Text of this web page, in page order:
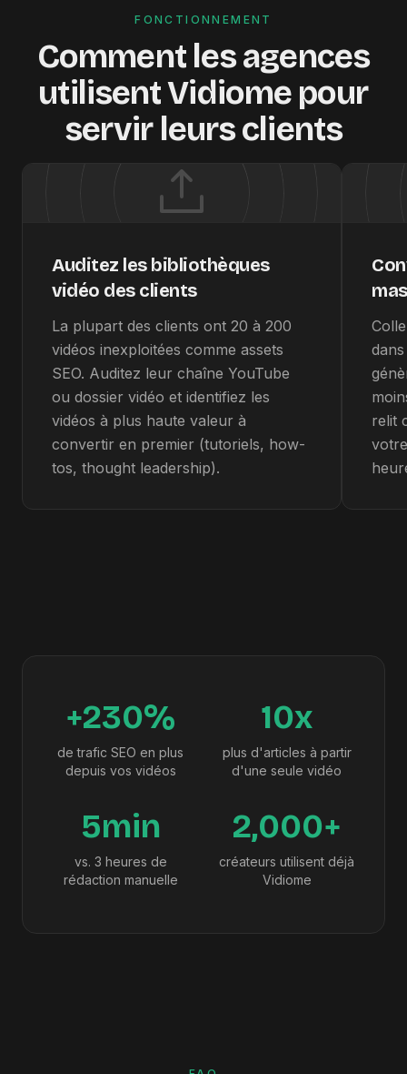
FONCTIONNEMENT
Comment les agences
utilisent Vidiome pour
servir leurs clients
Auditez les bibliothèques
vidéo des clients
La plupart des clients ont 20 à 200
vidéos inexploitées comme assets
SEO. Auditez leur chaîne YouTube
ou dossier vidéo et identifiez les
vidéos à plus haute valeur à
convertir en premier (tutoriels, how-
tos, thought leadership).
relit
+230%
de trafic SEO en plus
depuis vos vidéos
10x
plus d'articles à partir
d'une seule vidéo
5min
vs. 3 heures de
rédaction manuelle
2,000+
créateurs utilisent déjà
Vidiome